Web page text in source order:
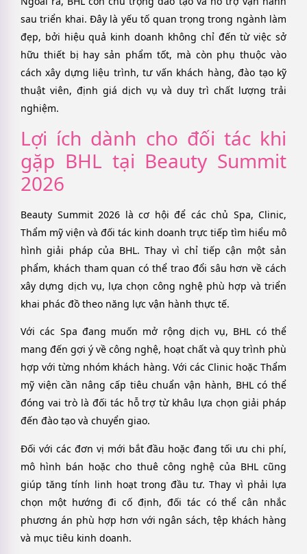
sau triển khai. Đây là yếu tố quan trọng trong ngành làm
đẹp, bởi hiệu quả kinh doanh không chỉ đến từ việc sở
hữu thiết bị hay sản phẩm tốt, mà còn phụ thuộc vào
cách xây dựng liệu trình, tư vấn khách hàng, đào tạo kỹ
thuật viên, định giá dịch vụ và duy trì chất lượng trải
nghiệm.
Lợi ích dành cho đối tác khi
gặp BHL tại Beauty Summit
2026
Beauty Summit 2026 là cơ hội để các chủ Spa, Clinic,
Thẩm mỹ viện và đối tác kinh doanh trực tiếp tìm hiểu mô
hình giải pháp của BHL. Thay vì chỉ tiếp cận một sản
phẩm, khách tham quan có thể trao đổi sâu hơn về cách
xây dựng dịch vụ, lựa chọn công nghệ phù hợp và triển
khai phác đồ theo năng lực vận hành thực tế.
Với các Spa đang muốn mở rộng dịch vụ, BHL có thể
mang đến gợi ý về công nghệ, hoạt chất và quy trình phù
hợp với từng nhóm khách hàng. Với các Clinic hoặc Thẩm
mỹ viện cần nâng cấp tiêu chuẩn vận hành, BHL có thể
đóng vai trò là đối tác hỗ trợ từ khâu lựa chọn giải pháp
đến đào tạo và chuyển giao.
Đối với các đơn vị mới bắt đầu hoặc đang tối ưu chi phí,
mô hình bán hoặc cho thuê công nghệ của BHL cũng
giúp tăng tính linh hoạt trong đầu tư. Thay vì phải lựa
chọn một hướng đi cố định, đối tác có thể cân nhắc
phương án phù hợp hơn với ngân sách, tệp khách hàng
và mục tiêu kinh doanh.